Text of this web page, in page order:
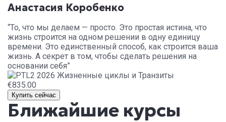
Анастасия Коробенко
“То, что мы делаем — просто. Это простая истина, что
жизнь строится на одном решении в одну единицу
времени. Это единственный способ, как строится ваша
жизнь. А секрет в том, чтобы сделать решения на
основании себя”
€835.00
Купить сейчас
Ближайшие курсы